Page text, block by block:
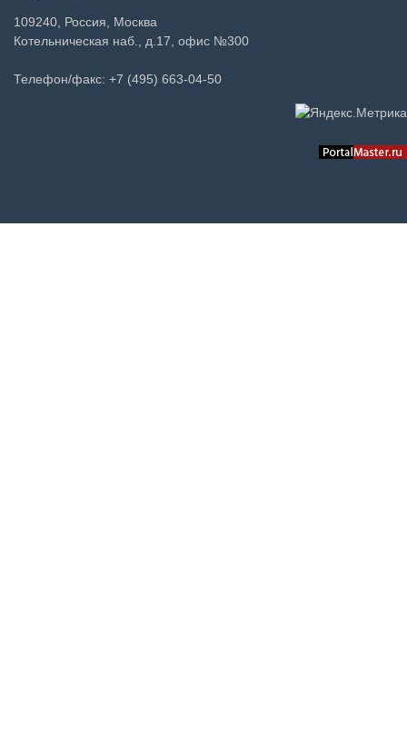
109240, Россия, Москва
Котельническая наб., д.17, офис №300
Телефон/факс: +7 (495) 663-04-50